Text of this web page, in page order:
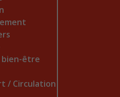
être
/ Circulation